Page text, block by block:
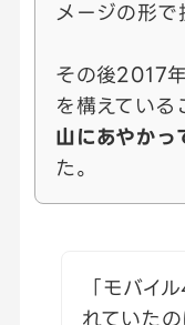
メージの形で
その後2017
を構えている
山にあやか
た。
「モバイ
れていた